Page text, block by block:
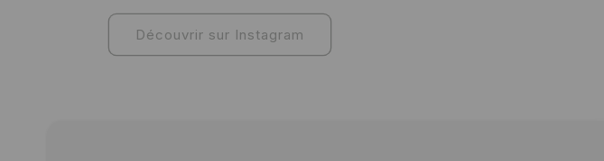
Découvrir sur Instagram